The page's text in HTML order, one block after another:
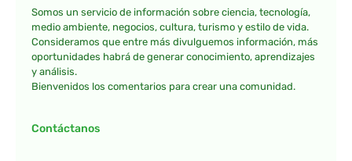
Somos un servicio de información sobre ciencia, tecnología,
medio ambiente, negocios, cultura, turismo y estilo de vida.
Consideramos que entre más divulguemos información, más
oportunidades habrá de generar conocimiento, aprendizajes
y análisis.
Bienvenidos los comentarios para crear una comunidad.
Contáctanos